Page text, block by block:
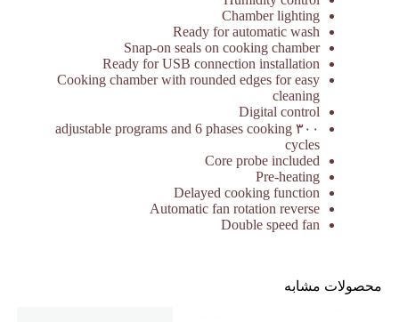
Chamber lighting
Ready for automatic wash
Snap-on seals on cooking chamber
Ready for USB connection installation
Cooking chamber with rounded edges for easy
cleaning
Digital control
۳۰۰ adjustable programs and 6 phases cooking
cycles
Core probe included
Pre-heating
Delayed cooking function
Automatic fan rotation reverse
Double speed fan
محصولات مشابه